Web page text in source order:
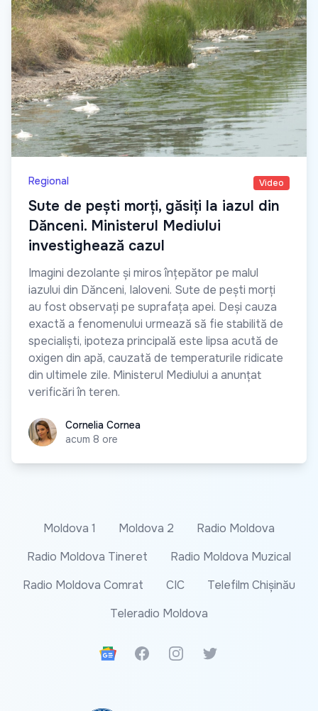
Regional Video
Sute de pești morți, găsiți la iazul din
Dănceni. Ministerul Mediului
investighează cazul
Imagini dezolante și miros înțepător pe malul
iazului din Dănceni, Ialoveni. Sute de pești morți
au fost observați pe suprafața apei. Deși cauza
exactă a fenomenului urmează să fie stabilită de
specialiști, ipoteza principală este lipsa acută de
oxigen din apă, cauzată de temperaturile ridicate
din ultimele zile. Ministerul Mediului a anunțat
verificări în teren.
Cornelia Cornea
Cornelia Cornea
acum 8 ore
Moldova 1 Moldova 2
Radio Moldova
Radio Moldova Tineret
Radio Moldova Muzical
Radio Moldova Comrat
CIC
Telefilm Chișinău
Teleradio Moldova
Google News
FacebookInstagramTwitter